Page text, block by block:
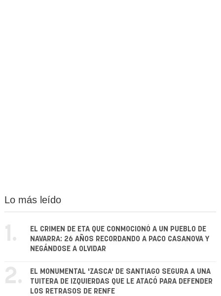
Lo más leído
1.
EL CRIMEN DE ETA QUE CONMOCIONÓ A UN PUEBLO DE
NAVARRA: 26 AÑOS RECORDANDO A PACO CASANOVA Y
NEGÁNDOSE A OLVIDAR
2.
EL MONUMENTAL 'ZASCA' DE SANTIAGO SEGURA A UNA
TUITERA DE IZQUIERDAS QUE LE ATACÓ PARA DEFENDER
LOS RETRASOS DE RENFE